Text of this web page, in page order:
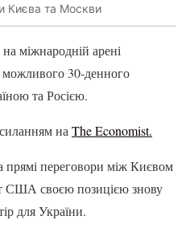
Києва та Москви
міжнародній арені
30-денного
та Росією.
на The Economist.
прямі переговори між Києвом
США своєю позицією знову
для України.